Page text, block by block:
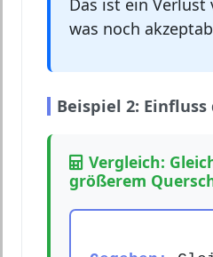
Das ist ein Verlust
was noch
Beispiel 2:
Vergleich:
größerem